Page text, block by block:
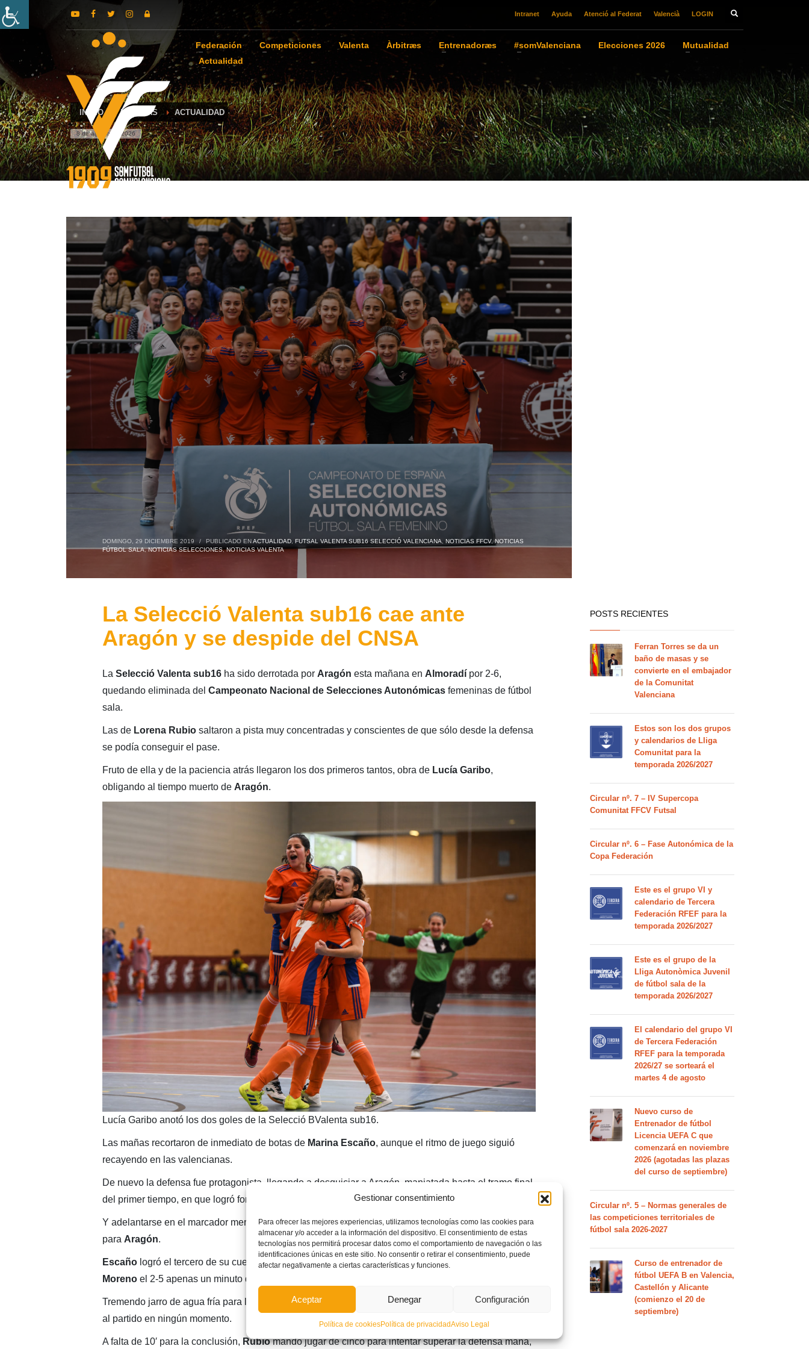
Gestionar consentimiento
Para ofrecer las mejores experiencias, utilizamos tecnologías como las cookies para
almacenar y/o acceder a la información del dispositivo. El consentimiento de estas
tecnologías nos permitirá procesar datos como el comportamiento de navegación o las
identificaciones únicas en este sitio. No consentir o retirar el consentimiento, puede
afectar negativamente a ciertas características y funciones.
Aceptar Denegar Configuración
Política de cookiesPolítica de privacidadAviso Legal
Intranet Ayuda Atenció al Federat Valencià LOGIN
Federación Competiciones Valenta Àrbitræs Entrenadoræs #somValenciana Elecciones 2026
Mutualidad
Actualidad
INICIO NOTICIAS ACTUALIDAD
8 de agosto de 2026
DOMINGO, 29 DICIEMBRE 2019 / PUBLICADO ENACTUALIDAD, FUTSAL VALENTA SUB16 SELECCIÓ VALENCIANA NOTICIAS FFCV,NOTICIAS
FÚTBOL SALA,NOTICIAS SELECCIONES,NOTICIAS VALENTA
La Selecció Valenta sub16 cae ante
Aragón y se despide del CNSA
La Selecció Valenta sub16ha sido derrotada por Aragón esta mañana en Almoradípor 2-6,
quedando eliminada del Campeonato Nacional de Selecciones Autonómicas femeninas de fútbol
sala.
Las de Lorena Rubiosaltaron a pista muy concentradas y conscientes de que sólo desde la defensa
se podía conseguir el pase.
Fruto de ella y de la paciencia atrás llegaron los dos primeros tantos, obra de Lucía Garibo,
obligando al tiempo muerto de Aragón.
Lucía Garibo anotó los dos goles de la Selecció BValenta sub16.
Las mañas recortaron de inmediato de botas de Marina Escaño, aunque el ritmo de juego siguió
recayendo en las valencianas.
De nuevo la defensa fue protagonista, llegando a desquiciar a Aragón, maniatada hasta el tramo final
del primer tiempo, en que logró forzar de nuevo el empate en las botas de Escaño.
Y adelantarse en el marcador merced a una jugada de fortuna deMaría Moreno. Al descanso, 2-3
para Aragón.
Escaño logró el tercero de su cuenta particular recién iniciada la segunda mitad, y su compañera
Moreno el 2-5 apenas un minuto después.
Tremendo jarro de agua fría para los intereses de las valencianas, que aún así no le perdieron la cara
al partido en ningún momento.
A falta de 10′ para la conclusión, Rubiomandó jugar de cinco para intentar superar la defensa maña,
POSTS RECIENTES
Ferran Torres se da un
baño de masas y se
convierte en el embajador
de la Comunitat
Valenciana
Estos son los dos grupos
y calendarios de Lliga
Comunitat para la
temporada 2026/2027
Circular nº. 7 – IV Supercopa
Comunitat FFCV Futsal
Circular nº. 6 – Fase Autonómica de la
Copa Federación
Este es el grupo VI y
calendario de Tercera
Federación RFEF para la
temporada 2026/2027
Este es el grupo de la
Lliga Autonòmica Juvenil
de fútbol sala de la
temporada 2026/2027
El calendario del grupo VI
de Tercera Federación
RFEF para la temporada
2026/27 se sorteará el
martes 4 de agosto
Nuevo curso de
Entrenador de fútbol
Licencia UEFA C que
comenzará en noviembre
2026 (agotadas las plazas
del curso de septiembre)
Circular nº. 5 – Normas generales de
las competiciones territoriales de
fútbol sala 2026-2027
Curso de entrenador de
fútbol UEFA B en Valencia,
Castellón y Alicante
(comienzo el 20 de
septiembre)